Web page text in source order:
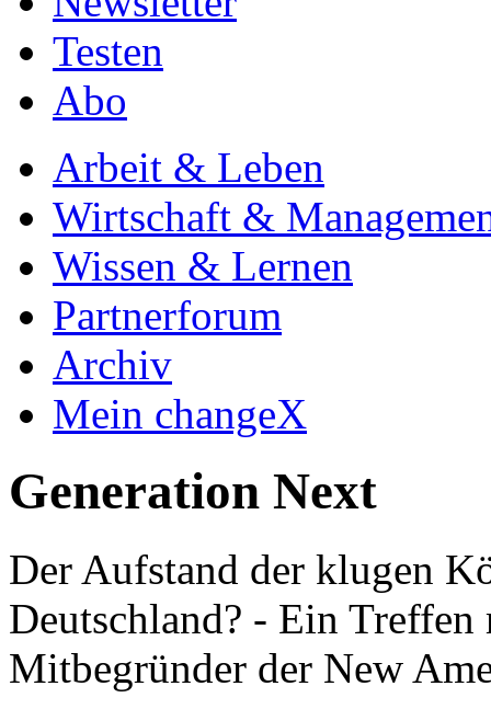
Testen
Abo
Arbeit & Leben
Wirtschaft &
Wissen & Lernen
Partnerforum
Archiv
Mein changeX
Generation Next
Der Aufstand der klugen
Deutschland? - Ein
Mitbegründer der New